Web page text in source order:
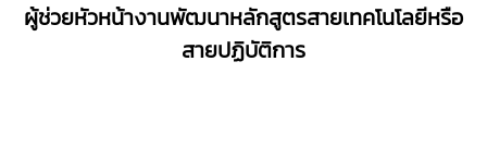
ผู้ช่วยหัวหน้างานพัฒนาหลักสูตรสายเทคโนโลยีหรือ
สายปฏิบัติการ